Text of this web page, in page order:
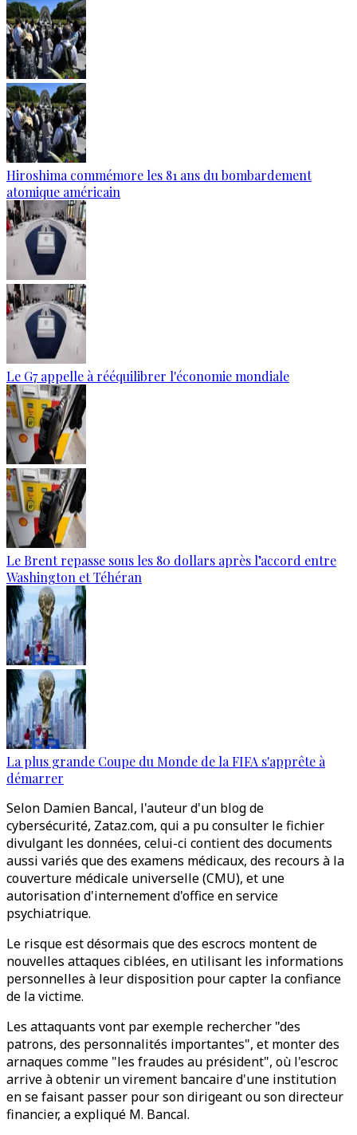
Hiroshima commémore les 81 ans du bombardement
atomique américain
Le G7 appelle à rééquilibrer l'économie mondiale
Le Brent repasse sous les 80 dollars après l’accord entre
Washington et Téhéran
La plus grande Coupe du Monde de la FIFA s'apprête à
démarrer
Selon Damien Bancal, l'auteur d'un blog de
cybersécurité, Zataz.com, qui a pu consulter le fichier
divulgant les données, celui-ci contient des documents
aussi variés que des examens médicaux, des recours à la
couverture médicale universelle (CMU), et une
autorisation d'internement d'office en service
psychiatrique.
Le risque est désormais que des escrocs montent de
nouvelles attaques ciblées, en utilisant les informations
personnelles à leur disposition pour capter la confiance
de la victime.
Les attaquants vont par exemple rechercher "des
patrons, des personnalités importantes", et monter des
arnaques comme "les fraudes au président", où l'escroc
arrive à obtenir un virement bancaire d'une institution
en se faisant passer pour son dirigeant ou son directeur
financier, a expliqué M. Bancal.